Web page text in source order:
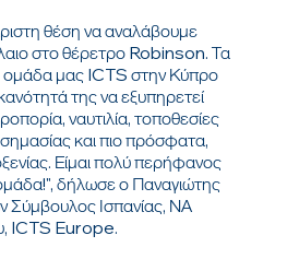
θέση να αναλάβουμε
στο θέρετρο Robinson. Τα
ομάδα μας ICTS στην Κύπρο
της να εξυπηρετεί
ναυτιλία, τοποθεσίες
και πιο πρόσφατα,
Είμαι πολύ περήφανος
δήλωσε ο Παναγιώτης
Σύμβουλος Ισπανίας, ΝΑ
ICTS Europe.